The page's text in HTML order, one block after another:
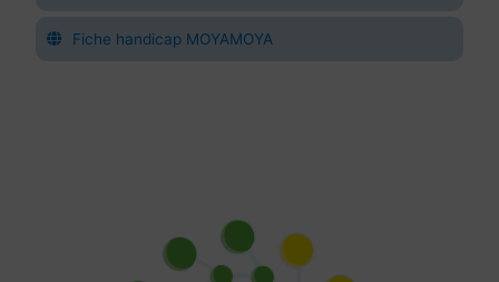
Fiche handicap MOYAMOYA